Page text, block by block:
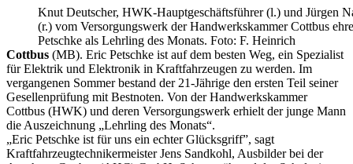
Knut Deutscher, HWK-Hauptgeschäftsführer (l.) und Jürgen
(r.) vom Versorgungswerk der Handwerkskammer Cottbus
Petschke als Lehrling des Monats. Foto: F. Heinrich
Cottbus (MB). Eric Petschke ist auf dem besten Weg, ein Spezialist
für Elektrik und Elektronik in Kraftfahrzeugen zu werden. Im
vergangenen Sommer bestand der 21-Jährige den ersten Teil seiner
Gesellenprüfung mit Bestnoten. Von der Handwerkskammer
Cottbus (HWK) und deren Versorgungswerk erhielt der junge Mann
die Auszeichnung „Lehrling des Monats“.
„Eric Petschke ist für uns ein echter Glücksgriff”, sagt
Kraftfahrzeugtechnikermeister Jens Sandkohl, Ausbilder bei der